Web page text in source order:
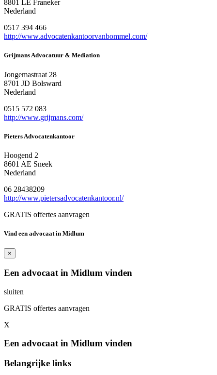
8801 LE Franeker
Nederland
0517 394 466
http://www.advocatenkantoorvanbommel.com/
Grijmans Advocatuur & Mediation
Jongemastraat 28
8701 JD Bolsward
Nederland
0515 572 083
http://www.grijmans.com/
Pieters Advocatenkantoor
Hoogend 2
8601 AE Sneek
Nederland
06 28438209
http://www.pietersadvocatenkantoor.nl/
GRATIS offertes aanvragen
Vind een advocaat in Midlum
×
Een advocaat in Midlum vinden
sluiten
GRATIS offertes aanvragen
X
Een advocaat in Midlum vinden
Belangrijke links